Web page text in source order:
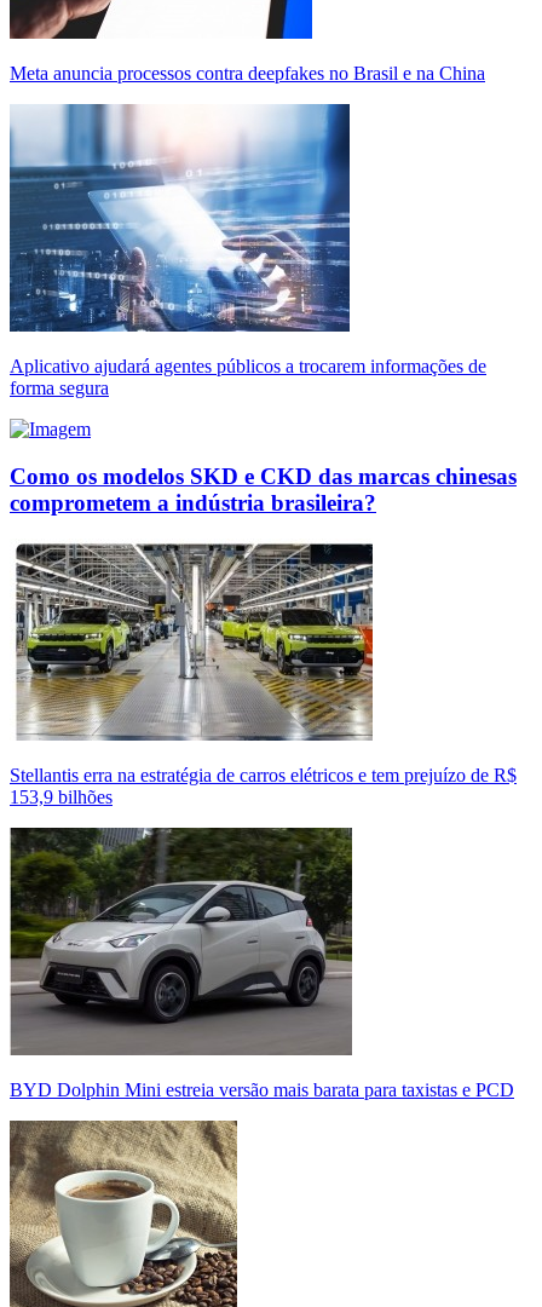
Meta anuncia processos contra deepfakes no Brasil e na China
Aplicativo ajudará agentes públicos a trocarem informações de
forma segura
Como os modelos SKD e CKD das marcas chinesas
comprometem a indústria brasileira?
Stellantis erra na estratégia de carros elétricos e tem prejuízo de R$
153,9 bilhões
BYD Dolphin Mini estreia versão mais barata para taxistas e PCD